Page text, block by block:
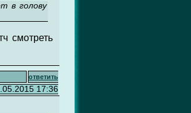
в голову
смотреть
ответить
17:36